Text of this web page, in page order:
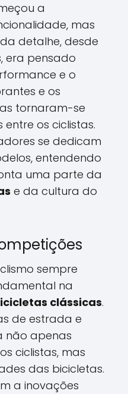
a
mas
detalhe, desde
era pensado
e o
e os
tornaram-se
os ciclistas.
se dedicam
entendendo
uma parte da
e da cultura do
sempre
na
clássicas.
de estrada e
não apenas
ciclistas, mas
das bicicletas.
a inovações